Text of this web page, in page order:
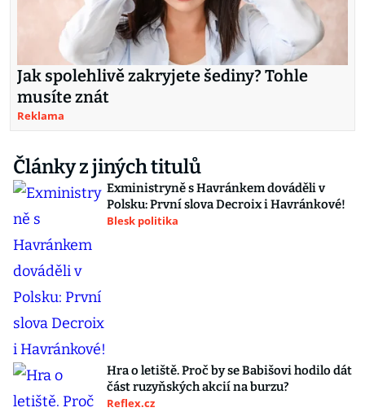
Jak spolehlivě zakryjete šediny? Tohle
musíte znát
Reklama
Články z jiných titulů
Exministryně s Havránkem dováděli v
Polsku: První slova Decroix i Havránkové!
Blesk politika
Hra o letiště. Proč by se Babišovi hodilo dát
část ruzyňských akcií na burzu?
Reflex.cz